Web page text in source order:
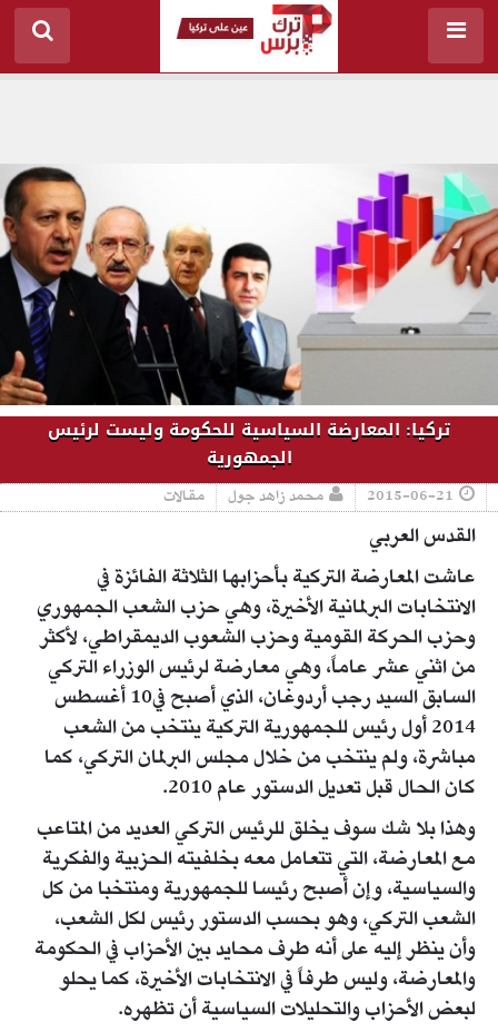
تركيا: المعارضة السياسية للحكومة وليست لرئيس
الجمهورية
2015-06-21 محمد زاهد جول مقالات
القدس العربي
عاشت المعارضة التركية بأحزابها الثلاثة الفائزة في
الانتخابات البرلمانية الأخيرة، وهي حزب الشعب الجمهوري
وحزب الحركة القومية وحزب الشعوب الديمقراطي، لأكثر
من اثني عشر عاماً، وهي معارضة لرئيس الوزراء التركي
السابق السيد رجب أردوغان، الذي أصبح في10 أغسطس
2014 أول رئيس للجمهورية التركية ينتخب من الشعب
مباشرة، ولم ينتخب من خلال مجلس البرلمان التركي، كما
كان الحال قبل تعديل الدستور عام 2010.
وهذا بلا شك سوف يخلق للرئيس التركي العديد من المتاعب
مع المعارضة، التي تتعامل معه بخلفيته الحزبية والفكرية
والسياسية، وإن أصبح رئيسا للجمهورية ومنتخبا من كل
الشعب التركي، وهو بحسب الدستور رئيس لكل الشعب،
وأن ينظر إليه على أنه طرف محايد بين الأحزاب في الحكومة
والمعارضة، وليس طرفاً في الانتخابات الأخيرة، كما يحلو
لبعض الأحزاب والتحليلات السياسية أن تظهره.